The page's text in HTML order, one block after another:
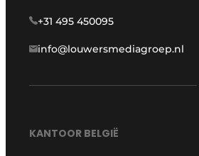
+31 495 450095
info@louwersmediagroep.nl
KANTOOR BELGIË